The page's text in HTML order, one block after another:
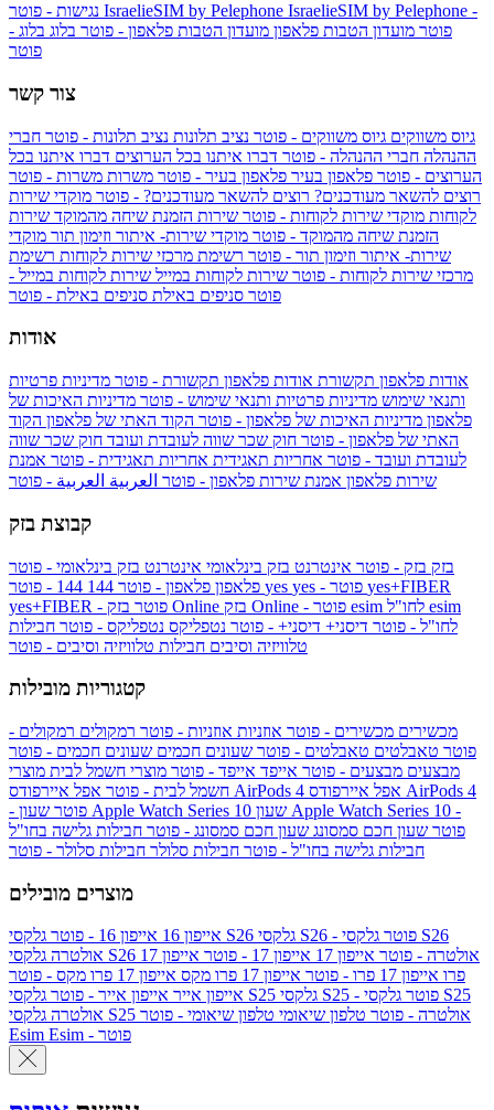
IsraelieSIM by Pelephone IsraelieSIM by Pelephone -
פוטר מועדון הטבות פלאפון מועדון הטבות פלאפון - פוטר בלוג בלוג -
פוטר
צור קשר
גיוס משווקים גיוס משווקים - פוטר נציב תלונות נציב תלונות - פוטר חברי
ההנהלה חברי ההנהלה - פוטר דברו איתנו בכל הערוצים דברו איתנו בכל
הערוצים - פוטר פלאפון בעיר פלאפון בעיר - פוטר משרות משרות - פוטר
רוצים להשאר מעודכנים? רוצים להשאר מעודכנים? - פוטר מוקדי שירות
לקוחות מוקדי שירות לקוחות - פוטר שירות הזמנת שיחה מהמוקד שירות
הזמנת שיחה מהמוקד - פוטר מוקדי שירות- איתור וזימון תור מוקדי
שירות- איתור וזימון תור - פוטר רשימת מרכזי שירות לקוחות רשימת
מרכזי שירות לקוחות - פוטר שירות לקוחות במייל שירות לקוחות במייל -
פוטר סניפים באילת סניפים באילת - פוטר
אודות
אודות פלאפון תקשורת אודות פלאפון תקשורת - פוטר מדיניות פרטיות
ותנאי שימוש מדיניות פרטיות ותנאי שימוש - פוטר מדיניות האיכות של
פלאפון מדיניות האיכות של פלאפון - פוטר הקוד האתי של פלאפון הקוד
האתי של פלאפון - פוטר חוק שכר שווה לעובדת ועובד חוק שכר שווה
לעובדת ועובד - פוטר אחריות תאגידית אחריות תאגידית - פוטר אמנת
שירות פלאפון אמנת שירות פלאפון - פוטר العربية العربية - פוטר
קבוצת בזק
בזק בזק - פוטר אינטרנט בזק בינלאומי אינטרנט בזק בינלאומי - פוטר
פלאפון פלאפון - פוטר 144 yes
yes+FIBER
yes+FIBER - פוטר בזק Online
esim
לחו"ל - פוטר דיסני+ דיסני+ - פוטר נטפליקס נטפליקס - פוטר חבילות
טלוויזיה וסיבים חבילות טלוויזיה וסיבים - פוטר
קטגוריות מובילות
מכשירים מכשירים - פוטר אוזניות אוזניות - פוטר רמקולים רמקולים -
פוטר טאבלטים טאבלטים - פוטר שעונים חכמים שעונים חכמים - פוטר
מבצעים מבצעים - פוטר אייפד אייפד - פוטר מוצרי חשמל לבית מוצרי
חשמל לבית - פוטר אפל איירפודס AirPods 4 אפל איירפודס AirPods 4
- פוטר שעון Apple Watch Series 10 שעון Apple Watch Series 10 -
פוטר שעון חכם סמסונג שעון חכם סמסונג - פוטר חבילות גלישה בחו"ל
חבילות גלישה בחו"ל - פוטר חבילות סלולר חבילות סלולר - פוטר
מוצרים מובילים
אייפון 16 אייפון 16 - פוטר גלקסי S26 גלקסי S26 - פוטר גלקסי S26
אולטרה
גלקסי S26 אולטרה - פוטר אייפון 17 אייפון 17 - פוטר
אייפון 17
פרו אייפון 17 פרו - פוטר אייפון 17 פרו מקס
אייפון 17 פרו מקס - פוטר
אייפון אייר אייפון אייר - פוטר גלקסי S25 גלקסי S25 - פוטר גלקסי S25
אולטרה
גלקסי S25 אולטרה - פוטר טלפון שיאומי טלפון שיאומי - פוטר
Esim
Esim - פוטר